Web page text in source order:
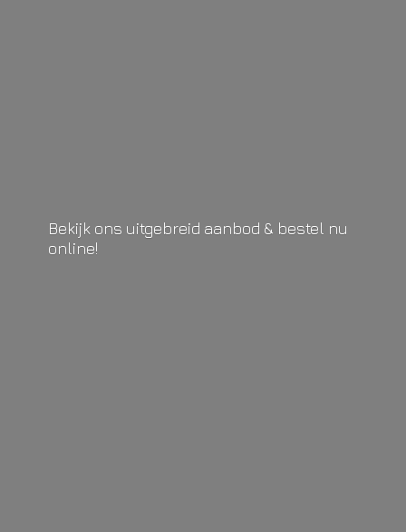
Bekijk ons uitgebreid aanbod & bestel nu
online!